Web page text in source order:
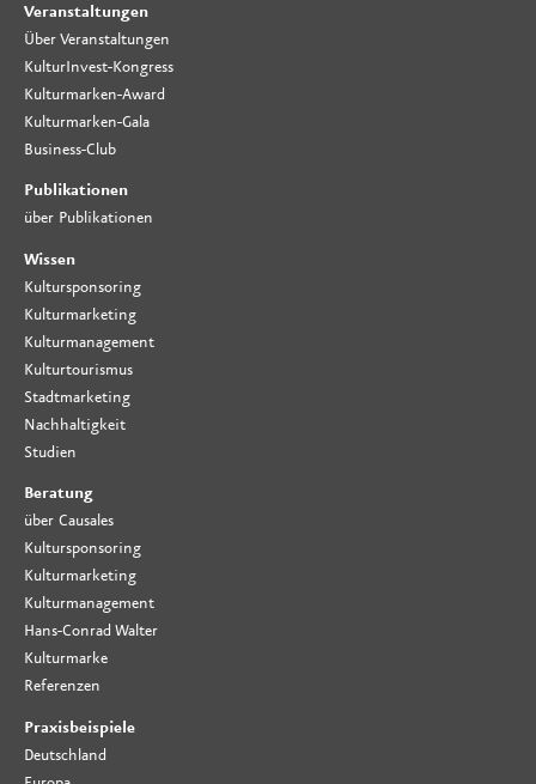
Veranstaltungen
Über Veranstaltungen
KulturInvest-Kongress
Kulturmarken-Award
Kulturmarken-Gala
Business-Club
Publikationen
über Publikationen
Wissen
Kultursponsoring
Kulturmarketing
Kulturmanagement
Kulturtourismus
Stadtmarketing
Nachhaltigkeit
Studien
Beratung
über Causales
Kultursponsoring
Kulturmarketing
Kulturmanagement
Hans-Conrad Walter
Kulturmarke
Referenzen
Praxisbeispiele
Deutschland